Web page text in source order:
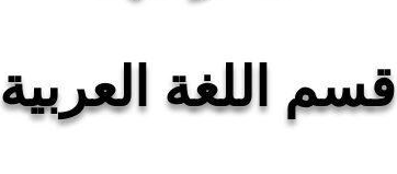
قسم اللغة العربية